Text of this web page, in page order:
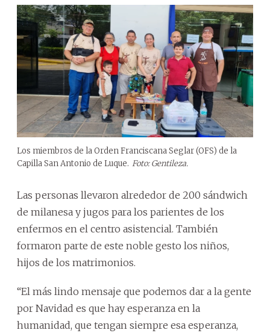
Los miembros de la Orden Franciscana Seglar (OFS) de la
Capilla San Antonio de Luque. Foto: Gentileza.
Las personas llevaron alrededor de 200 sándwich
de milanesa y jugos para los parientes de los
enfermos en el centro asistencial. También
formaron parte de este noble gesto los niños,
hijos de los matrimonios.
“El más lindo mensaje que podemos dar a la gente
por Navidad es que hay esperanza en la
humanidad, que tengan siempre esa esperanza,